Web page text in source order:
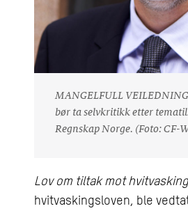
MANGELFULL
bør ta selvkritikk etter
Regnskap Norge. (Foto: CF-
Lov om tiltak mot
hvitvaskingsloven, ble